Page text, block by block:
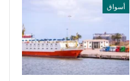
أسواق